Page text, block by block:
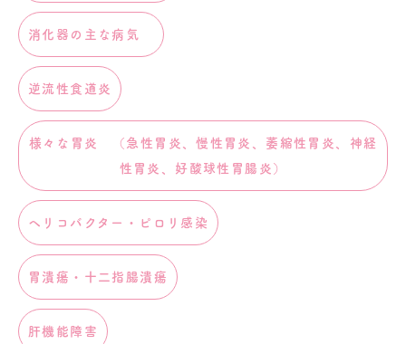
消化器の主な病気
逆流性食道炎
様々な胃炎 （急性胃炎、慢性胃炎、萎縮性胃炎、神経
性胃炎、好酸球性胃腸炎）
ヘリコバクター・ピロリ感染
胃潰瘍・十二指腸潰瘍
肝機能障害